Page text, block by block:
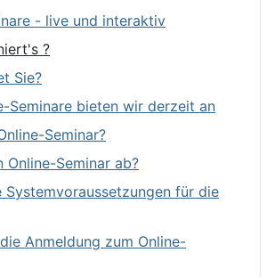
- live und interaktiv
?
Sie?
Seminare bieten wir derzeit an
Seminar?
Online-Seminar ab?
Systemvoraussetzungen für die
Anmeldung zum Online-